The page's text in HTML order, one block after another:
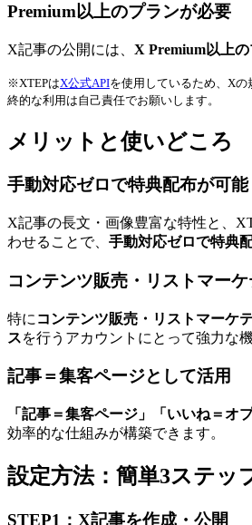
Premium以上のプランが必要
X記事の公開には、 X Premium以上
※XTEPはX公式APIを使用しているため、X
終的な利用は自己責任でお願いします。
メリットと使いどころ
手動対応ゼロで特典配布が可能
X記事の長文・画像豊富な特性と、
わせることで、 手動対応ゼロで特典
コンテンツ販売・リストマー
特に コンテンツ販売・リストマーケ
スを行うアカウントにとって強力な機
記事＝集客ページとして活用
「記事＝集客ページ」「いいね＝オ
効率的な仕組みが構築できます。
設定方法：簡単3ステッ
STEP1：X記事を作成・公開